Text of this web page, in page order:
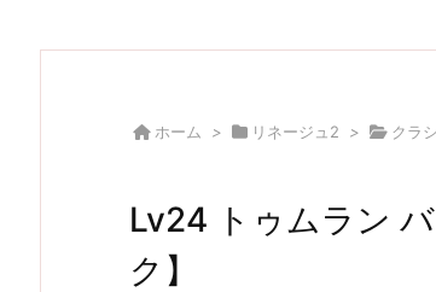
ホーム > リネージュ2 > クラ
Lv24 トゥムラン
ク】